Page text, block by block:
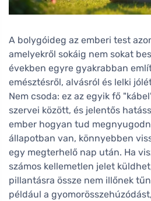
A bolygóideg az emberi test
amelyekről sokáig nem sokat
években egyre gyakrabban
emésztésről, alvásról és lelki
Nem csoda: ez az egyik fő
szervei között, és jelentős
ember hogyan tud
állapotban van, könnyebben
egy megterhelő nap után. Ha
számos kellemetlen jelet
pillantásra össze nem illőnek
például a